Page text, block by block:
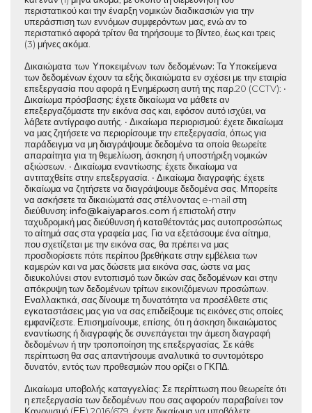
περιστατικού και την έναρξη νομικών διαδικασιών για την
υπεράσπιση των εννόμων συμφερόντων μας, ενώ αν το
περιστατικό αφορά τρίτον θα τηρήσουμε το βίντεο, έως και τρεις
(3) μήνες ακόμα.
Δικαιώματα των Υποκειμένων των δεδομένων: Τα Υποκείμενα
των δεδομένων έχουν τα εξής δικαιώματα εν σχέσει με την εταιρία
επεξεργασία που αφορά η Ενημέρωση αυτή της παρ.20 (CCTV): •
Δικαίωμα πρόσβασης: έχετε δικαίωμα να μάθετε αν
επεξεργαζόμαστε την εικόνα σας και, εφόσον αυτό ισχύει, να
λάβετε αντίγραφο αυτής. • Δικαίωμα περιορισμού: έχετε δικαίωμα
να μας ζητήσετε να περιορίσουμε την επεξεργασία, όπως για
παράδειγμα να μη διαγράψουμε δεδομένα τα οποία θεωρείτε
απαραίτητα για τη θεμελίωση, άσκηση ή υποστήριξη νομικών
αξιώσεων. • Δικαίωμα εναντίωσης: έχετε δικαίωμα να
αντιταχθείτε στην επεξεργασία. • Δικαίωμα διαγραφής: έχετε
δικαίωμα να ζητήσετε να διαγράψουμε δεδομένα σας. Μπορείτε
να ασκήσετε τα δικαιώματά σας στέλνοντας e-mail στη
διεύθυνση: info@kaiyaparos.com ή επιστολή στην
ταχυδρομική μας διεύθυνση ή καταθέτοντάς μας αυτοπροσώπως
το αίτημά σας στα γραφεία μας. Για να εξετάσουμε ένα αίτημα,
που σχετίζεται με την εικόνα σας, θα πρέπει να μας
προσδιορίσετε πότε περίπου βρεθήκατε στην εμβέλεια των
καμερών και να μας δώσετε μια εικόνα σας, ώστε να μας
διευκολύνει στον εντοπισμό των δικών σας δεδομένων και στην
απόκρυψη των δεδομένων τρίτων εικονιζόμενων προσώπων.
Εναλλακτικά, σας δίνουμε τη δυνατότητα να προσέλθετε στις
εγκαταστάσεις μας για να σας επιδείξουμε τις εικόνες στις οποίες
εμφανίζεστε. Επισημαίνουμε, επίσης, ότι η άσκηση δικαιώματος
εναντίωσης ή διαγραφής δε συνεπάγεται την άμεση διαγραφή
δεδομένων ή την τροποποίηση της επεξεργασίας. Σε κάθε
περίπτωση θα σας απαντήσουμε αναλυτικά το συντομότερο
δυνατόν, εντός των προθεσμιών που ορίζει ο ΓΚΠΔ.
Δικαίωμα υποβολής καταγγελίας: Σε περίπτωση που θεωρείτε ότι
η επεξεργασία των δεδομένων που σας αφορούν παραβαίνει τον